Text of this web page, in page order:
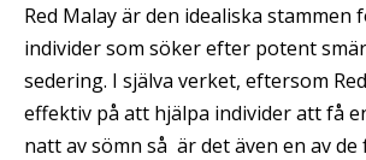
Red Malay är den idealiska stammen
individer som söker efter potent
sedering. I själva verket, eftersom
effektiv på att hjälpa individer att få
natt av sömn så är det även en av de